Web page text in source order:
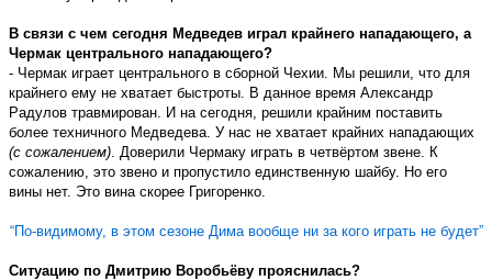
В связи с чем сегодня Медведев играл крайнего нападающего, а
Чермак центрального нападающего?
- Чермак играет центрального в сборной Чехии. Мы решили, что для
крайнего ему не хватает быстроты. В данное время Александр
Радулов травмирован. И на сегодня, решили крайним поставить
более техничного Медведева. У нас не хватает крайних нападающих
(с сожалением) . Доверили Чермаку играть в четвёртом звене. К
сожалению, это звено и пропустило единственную шайбу. Но его
вины нет. Это вина скорее Григоренко.
“По-видимому, в этом сезоне Дима вообще ни за кого играть не будет”
Ситуацию по Дмитрию Воробьёву прояснилась?